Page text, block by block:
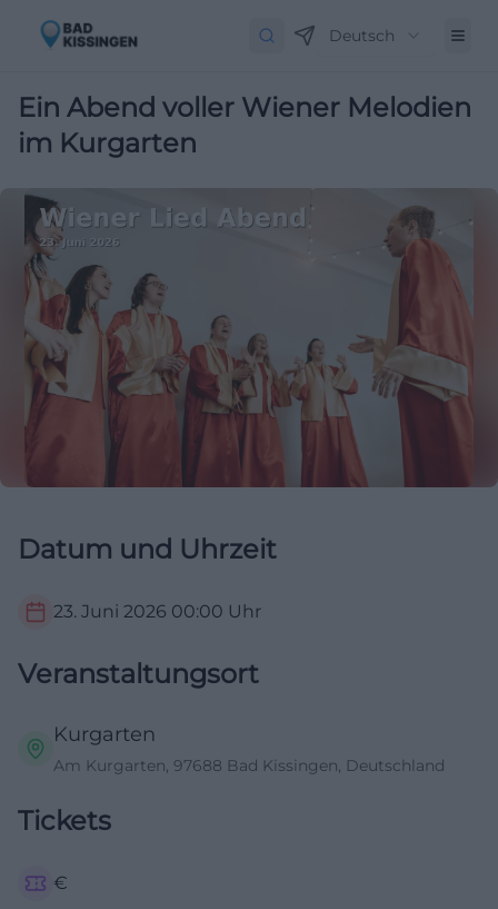
Deutsch
Ein Abend voller Wiener Melodien
im Kurgarten
Datum und Uhrzeit
23. Juni 2026 00:00 Uhr
Veranstaltungsort
Kurgarten
Am Kurgarten, 97688 Bad Kissingen, Deutschland
Tickets
€